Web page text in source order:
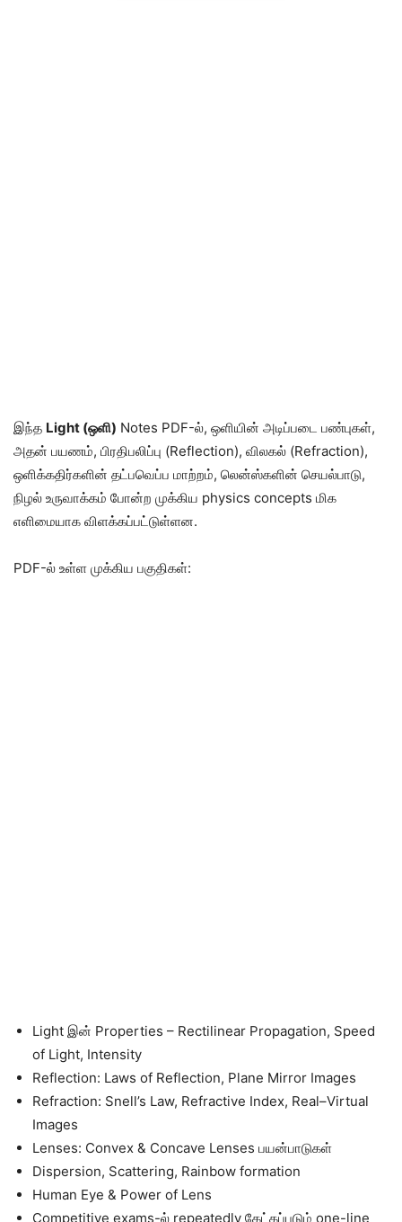
இந்த Light (ஒளி) Notes PDF-ல், ஒளியின் அடிப்படை பண்புகள்,
அதன் பயணம், பிரதிபலிப்பு (Reflection), விலகல் (Refraction),
ஒளிக்கதிர்களின் தட்பவெப்ப மாற்றம், லென்ஸ்களின் செயல்பாடு,
நிழல் உருவாக்கம் போன்ற முக்கிய physics concepts மிக
எளிமையாக விளக்கப்பட்டுள்ளன.
PDF-ல் உள்ள முக்கிய பகுதிகள்:
Light இன் Properties – Rectilinear Propagation, Speed
of Light, Intensity
Reflection: Laws of Reflection, Plane Mirror Images
Refraction: Snell’s Law, Refractive Index, Real–Virtual
Images
Lenses: Convex & Concave Lenses பயன்பாடுகள்
Dispersion, Scattering, Rainbow formation
Human Eye & Power of Lens
Competitive exams-ல் repeatedly கேட்கப்படும் one-line